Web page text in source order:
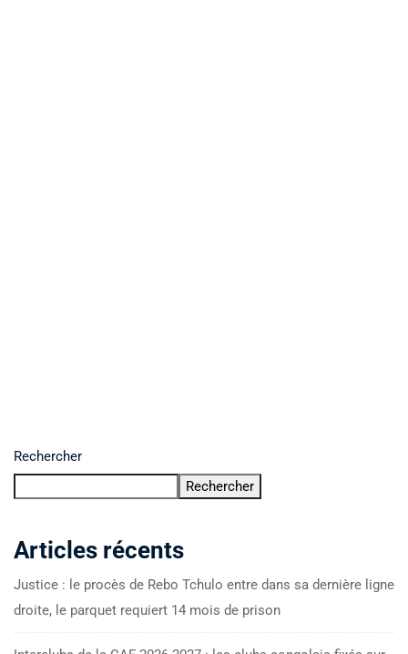
Rechercher
Rechercher
Articles récents
Justice : le procès de Rebo Tchulo entre dans sa dernière ligne
droite, le parquet requiert 14 mois de prison